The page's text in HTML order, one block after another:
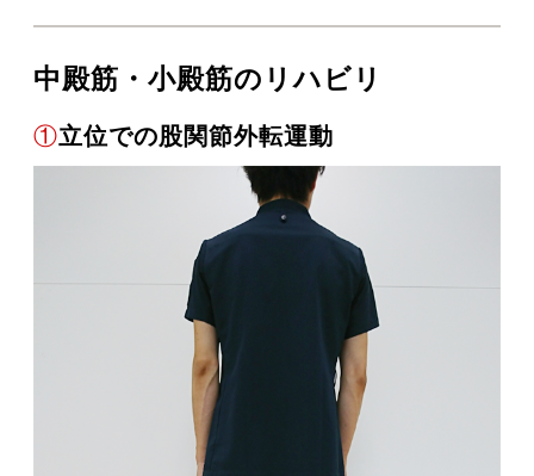
中殿筋・小殿筋のリハビリ
①立位での股関節外転運動